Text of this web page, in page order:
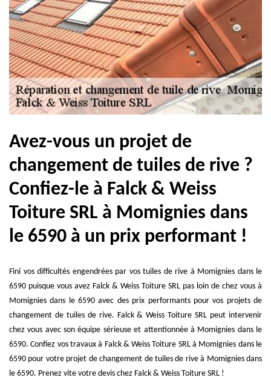
Avez-vous un projet de
changement de tuiles de rive ?
Confiez-le à Falck & Weiss
Toiture SRL à Momignies dans
le 6590 à un prix performant !
Fini vos difficultés engendrées par vos tuiles de rive à Momignies dans le
6590 puisque vous avez Falck & Weiss Toiture SRL pas loin de chez vous à
Momignies dans le 6590 avec des prix performants pour vos projets de
changement de tuiles de rive. Falck & Weiss Toiture SRL peut intervenir
chez vous avec son équipe sérieuse et attentionnée à Momignies dans le
6590. Confiez vos travaux à Falck & Weiss Toiture SRL à Momignies dans le
6590 pour votre projet de changement de tuiles de rive à Momignies dans
le 6590. Prenez vite votre devis chez Falck & Weiss Toiture SRL !